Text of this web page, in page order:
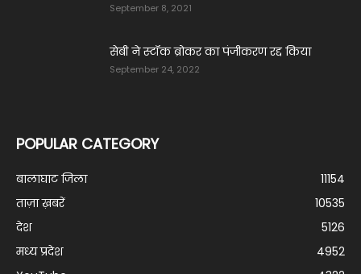
September 8, 2021
सेबी ने स्टॉक ब्रोकर का पंजीकरण रद्द किया
September 24, 2022
POPULAR CATEGORY
बालाघाट जिला
11154
ताज़ा ख़बरें
10535
देश
5126
मध्य प्रदेश
4952